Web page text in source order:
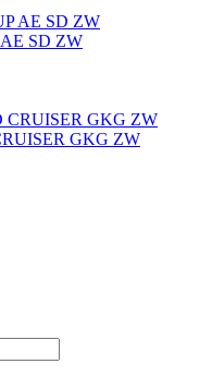
SD ZW
GKG ZW